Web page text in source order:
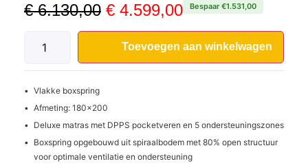
€6.130,00 € 4.599,00 Bespaar €1.531,00
Toevoegen aan winkelwagen
Vlakke boxspring
Afmeting: 180x200
Deluxe matras met DPPS pocketveren en 5 ondersteuningszones
Boxspring opgebouwd uit spiraalbodem met 80% open structuur
voor optimale ventilatie en ondersteuning